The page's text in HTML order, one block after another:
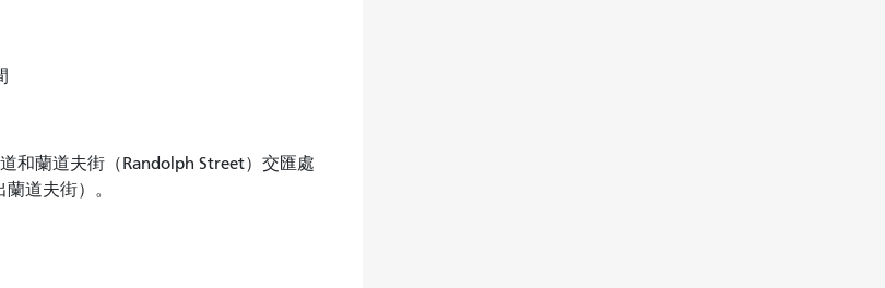
和蘭道夫街（Randolph Street）交匯處
道夫街）。